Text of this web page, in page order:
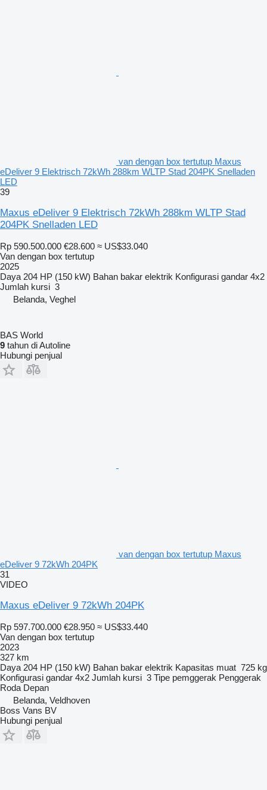
van dengan box tertutup Maxus
eDeliver 9 Elektrisch 72kWh 288km WLTP Stad 204PK Snelladen
LED
39
Maxus eDeliver 9 Elektrisch 72kWh 288km WLTP Stad
204PK Snelladen LED
Rp 590.500.000 €28.600 ≈ US$33.040
Van dengan box tertutup
2025
Daya 204 HP (150 kW) Bahan bakar elektrik Konfigurasi gandar 4x2
Jumlah kursi 3
Belanda, Veghel
BAS World
9 tahun di Autoline
Hubungi penjual
van dengan box tertutup Maxus
eDeliver 9 72kWh 204PK
31
VIDEO
Maxus eDeliver 9 72kWh 204PK
Rp 597.700.000 €28.950 ≈ US$33.440
Van dengan box tertutup
2023
327 km
Daya 204 HP (150 kW) Bahan bakar elektrik Kapasitas muat 725 kg
Konfigurasi gandar 4x2 Jumlah kursi 3 Tipe pemggerak Penggerak
Roda Depan
Belanda, Veldhoven
Boss Vans BV
Hubungi penjual